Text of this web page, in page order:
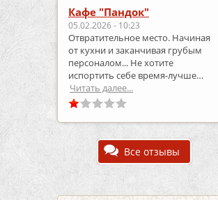
Кафе "Пандок"
05.02.2026 - 10:23
Отвратительное место. Начиная
от кухни и заканчивая грубым
персоналом... Не хотите
испортить себе время-лучше
выберите что-то другое..
Читать далее...
Все отзывы